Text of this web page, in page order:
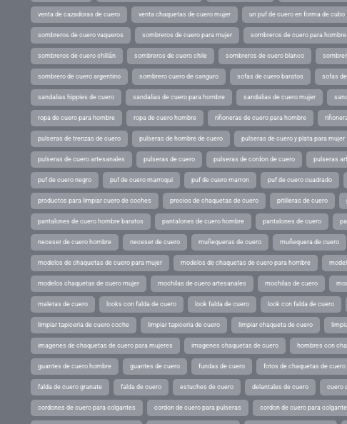
venta de cazadoras de cuero venta chaquetas de cuero mujer un puf de cuero en forma de cubo
sombreros de cuero vaqueros sombreros de cuero para mujer sombreros de cuero para hombre
sombreros de cuero chillán sombreros de cuero chile sombreros de cuero blanco
sombrero de cuero argentino sombrero cuero de canguro sofas de cuero baratos sofas
sandalias hippies de cuero sandalias de cuero para hombre sandalias de cuero mujer
ropa de cuero para hombre ropa de cuero hombre riñoneras de cuero para hombre
pulseras de trenzas de cuero pulseras de hombre de cuero pulseras de cuero y plata para mujer
pulseras de cuero artesanales pulseras de cuero pulseras de cordon de cuero pulseras
puf de cuero negro puf de cuero marroqui puf de cuero marron puf de cuero cuadrado
productos para limpiar cuero de coches precios de chaquetas de cuero pitilleras de cuero
pantalones de cuero hombre baratos pantalones de cuero hombre pantalones de cuero
neceser de cuero hombre neceser de cuero muñequeras de cuero muñequera de cuero
modelos de chaquetas de cuero para mujer modelos de chaquetas de cuero para hombre
modelos chaquetas de cuero mujer mochilas de cuero artesanales mochilas de cuero
maletas de cuero looks con falda de cuero look falda de cuero look con falda de cuero
limpiar tapiceria de cuero coche limpiar tapiceria de cuero limpiar chaqueta de cuero
imagenes de chaquetas de cuero para mujeres imagenes chaquetas de cuero hombres con
guantes de cuero hombre guantes de cuero fundas de cuero fotos de chaquetas de cuero
falda de cuero granate falda de cuero estuches de cuero delantales de cuero cuero
cordones de cuero para colgantes cordon de cuero para pulseras cordon de cuero para